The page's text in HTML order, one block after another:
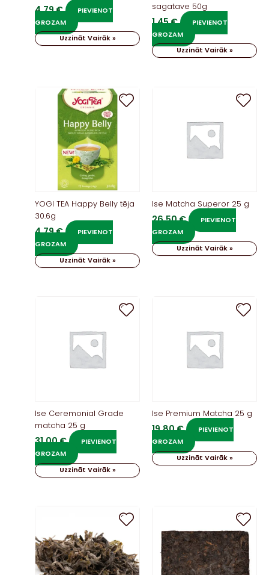
4,79€
PIEVIENOT
GROZAM
Uzzināt Vairāk »
sagatave 50g
1,45€
PIEVIENOT
GROZAM
Uzzināt Vairāk »
YOGI TEA Happy Belly tēja
30.6g
4,79€
PIEVIENOT
GROZAM
Uzzināt Vairāk »
Ise Matcha Superor 25 g
26,50€
PIEVIENOT
GROZAM
Uzzināt Vairāk »
Ise Ceremonial Grade
matcha 25 g
31,00€
PIEVIENOT
GROZAM
Uzzināt Vairāk »
Ise Premium Matcha 25 g
19,80€
PIEVIENOT
GROZAM
Uzzināt Vairāk »